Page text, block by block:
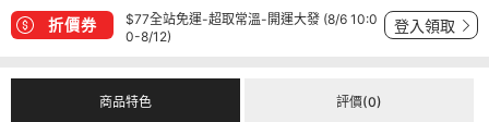
折價券
$77全站免運-超取常溫-開運大發 (8/6 10:0
0-8/12)
登入領取
商品特色 評價(0)